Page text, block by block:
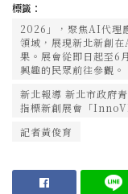
標籤：
2026」，聚焦AI代理
領域，展現新北新創
果。展會從即日起至6
興趣的民眾前往參觀
新北報導 新北市政府
指標新創展會「
記者黃俊育